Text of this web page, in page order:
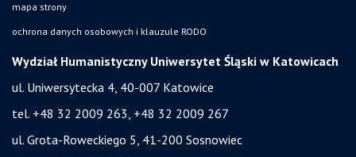
mapa strony
ochrona danych osobowych i klauzule RODO
Wydział Humanistyczny Uniwersytet Śląski w Katowicach
ul. Uniwersytecka 4, 40-007 Katowice
tel. +48 32 2009 263, +48 32 2009 267
ul. Grota-Roweckiego 5, 41-200 Sosnowiec